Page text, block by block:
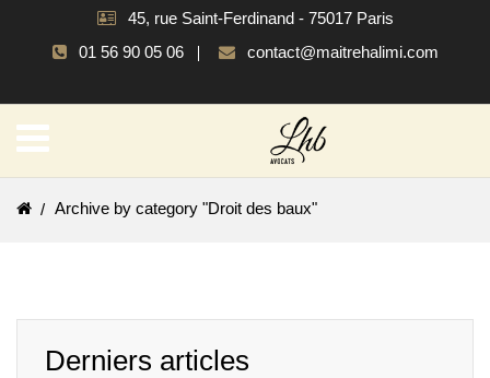
45, rue Saint-Ferdinand - 75017 Paris
01 56 90 05 06
contact@maitrehalimi.com
Archive by category "Droit des baux"
Derniers articles